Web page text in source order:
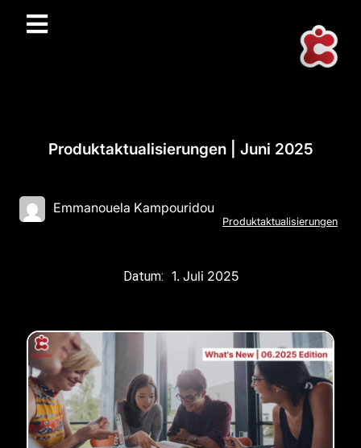
Produktaktualisierungen | Juni 2025
Emmanouela Kampouridou
Produktaktualisierungen
Datum: 1. Juli 2025